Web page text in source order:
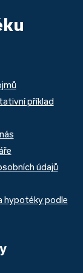
příklad
údajů
hypotéky podle